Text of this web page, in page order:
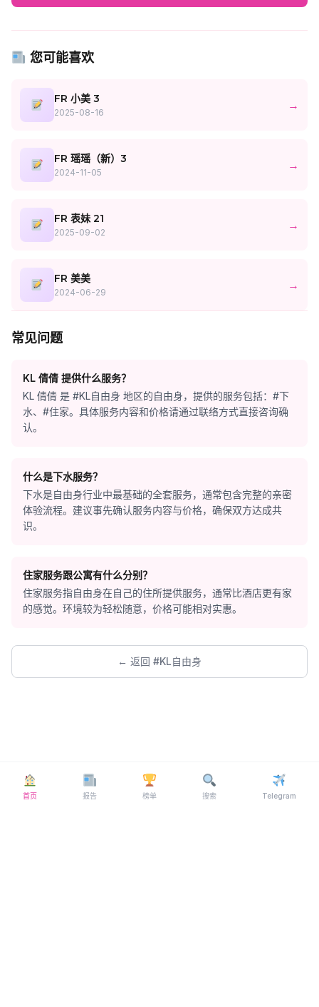
您可能喜欢
FR 小美 3
2025-08-16
→
FR 瑶瑶（新）3
2024-11-05
→
FR 表妹 21
2025-09-02
→
FR 美美
2024-06-29
→
常见问题
KL 倩倩 提供什么服务？
KL 倩倩 是 #KL自由身 地区的自由身，提供的服务包括：#下
水、#住家。具体服务内容和价格请通过联络方式直接咨询确
认。
什么是下水服务？
下水是自由身行业中最基础的全套服务，通常包含完整的亲密
体验流程。建议事先确认服务内容与价格，确保双方达成共
识。
住家服务跟公寓有什么分别？
住家服务指自由身在自己的住所提供服务，通常比酒店更有家
的感觉。环境较为轻松随意，价格可能相对实惠。
← 返回 #KL自由身
首页 报告 榜单 搜索 Telegram